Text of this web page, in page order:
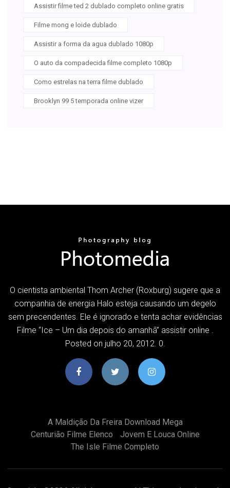
Assistir filme ted 2 dublado completo online gratis
Filme mong e loide dublado
Assistir a forma da agua dublado 1080p
O auto da compadecida filme completo 1080p
Como estrelas na terra filme dublado
Brooklyn 99 5 temporada online vizer
O cientista ambiental Thom Archer (Roxburg) sugere que a
companhia de energia Halo esteja causando um degelo
sem precendentes. Ele é ignorado e tenta achar evidências
Filme “Ice – Um dia depois do amanhã” assistir online .
Posted on julho 20, 2012. 0.
A Maldição Da Freira Download Mega
Centurião Filme Elenco
Jovem E Louca Online
The Isle Filme Completo